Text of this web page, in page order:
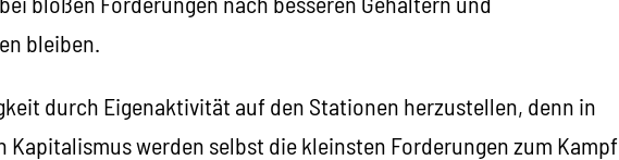
bleiben.
durch Eigenaktivität auf den Stationen herzustellen, denn in
Kapitalismus werden selbst die kleinsten Forderungen zum Kampf